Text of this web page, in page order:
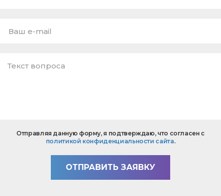
Имя
mail
вопроса
Отправляя данную форму, я подтверждаю, что согласен с
политикой конфиденциальности сайта.
ОТПРАВИТЬ ЗАЯВКУ